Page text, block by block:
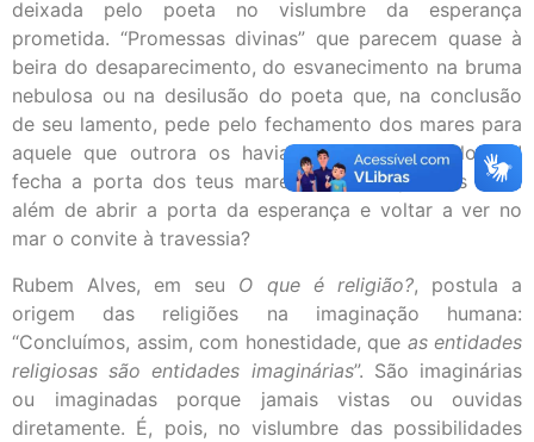
deixada pelo poeta no vislumbre da esperança
prometida. “Promessas divinas” que parecem quase à
beira do desaparecimento, do esvanecimento na bruma
nebulosa ou na desilusão do poeta que, na conclusão
de seu lamento, pede pelo fechamento dos mares para
aquele que outrora os havia desbravado: “Colombo!
fecha a porta dos teus mares!”. Mas o que nos resta
além de abrir a porta da esperança e voltar a ver no
mar o convite à travessia?
Rubem Alves, em seu O que é religião?, postula a
origem das religiões na imaginação humana:
“Concluímos, assim, com honestidade, que as entidades
religiosas são entidades imaginárias”. São imaginárias
ou imaginadas porque jamais vistas ou ouvidas
diretamente. É, pois, no vislumbre das possibilidades